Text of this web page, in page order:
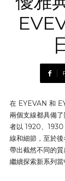
在 EYEVAN 和
兩個支線都具備
者以 1920、1930
線和細節，至於
帶出截然不同的
繼續探索新系列當